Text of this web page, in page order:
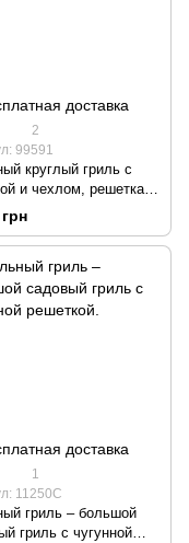
2
99591
круглый гриль с
и чехлом, решетка
1
11250C
гриль – большой
гриль с чугунной